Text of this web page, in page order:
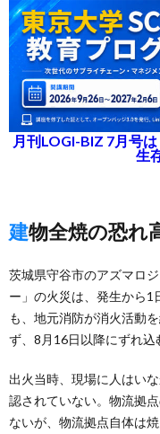
月刊LOGI-BIZ 7月号
生
建物全焼の恐れ
茨城県守谷市のアズマロ
ー」の火災は、発生から
も、地元消防が消火活動
ず、8月16日以降にずれ込
出火当時、現場に人はい
認されていない。物流拠
ないが、物流拠点自体は